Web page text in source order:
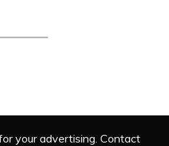
your advertising. Contact